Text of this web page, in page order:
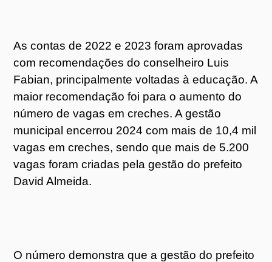
As contas de 2022 e 2023 foram aprovadas
com recomendações do conselheiro Luis
Fabian, principalmente voltadas à educação. A
maior recomendação foi para o aumento do
número de vagas em creches. A gestão
municipal encerrou 2024 com mais de 10,4 mil
vagas em creches, sendo que mais de 5.200
vagas foram criadas pela gestão do prefeito
David Almeida.
O número demonstra que a gestão do prefeito